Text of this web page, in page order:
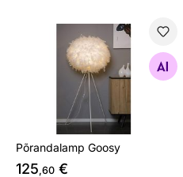
Põrandalamp Goosy
Otsi sarnaseid
Põrandalamp Goosy
125,60 €